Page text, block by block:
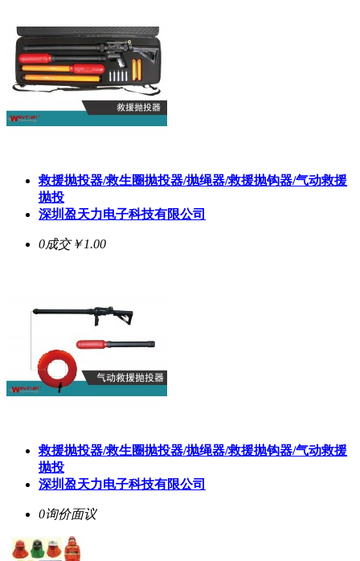
救援抛投器/救生圈抛投器/抛绳器/救援抛钩器/气动救援
抛投
深圳盈天力电子科技有限公司
0成交￥1.00
救援抛投器/救生圈抛投器/抛绳器/救援抛钩器/气动救援
抛投
深圳盈天力电子科技有限公司
0询价面议